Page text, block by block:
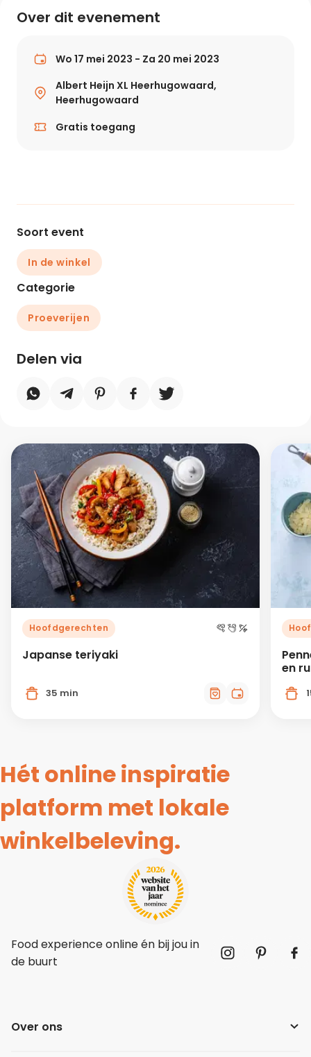
Over dit evenement
Wo 17 mei 2023 - Za 20 mei 2023
Albert Heijn XL Heerhugowaard,
Heerhugowaard
Gratis toegang
Soort event
In de winkel
Categorie
Proeverijen
Delen via
Hoofdgerechten
Japanse teriyaki
35 min
en
Hét online inspiratie
platform met lokale
winkelbeleving.
Food experience online én bij jou in
de buurt
Over ons